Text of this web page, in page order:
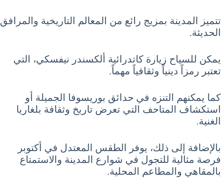
تتميز المدينة بمزيج رائع من المعالم التاريخية والمرافق
الحديثة.
يمكن للسياح زيارة كاتدرائية ألكسندر نيفسكي، التي
تعتبر رمزاً دينياً وثقافياً مهماً.
كما يمكنهم التنزه في حدائق بوريسوفا الجميلة أو
استكشاف المتاحف التي تعرض تاريخ وثقافة بلغاريا
الغنية.
بالإضافة إلى ذلك، يوفر الطقس المعتدل في أكتوبر
فرصة مثالية للتجول في شوارع المدينة والاستمتاع
بالمقاهي والمطاعم المحلية.